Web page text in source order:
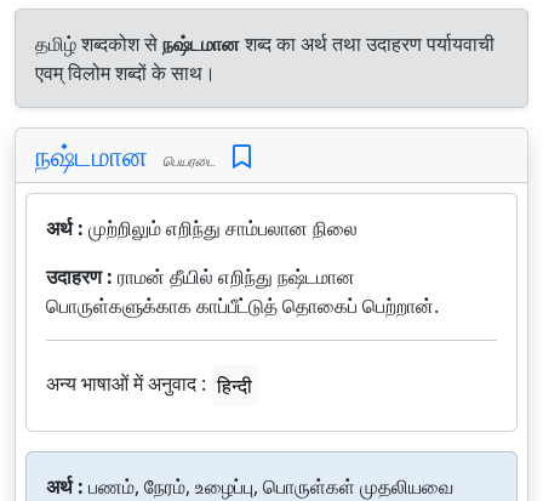
தமிழ் शब्दकोश सेநஷ்டமானशब्द का अर्थ तथा उदाहरण पर्यायवाची
एवम् विलोम शब्दों के साथ।
நஷ்டமான பெயரடை
अर्थ : முற்றிலும் எறிந்து சாம்பலான நிலை
उदाहरण : ராமன் தீயில் எறிந்து நஷ்டமான
பொருள்களுக்காக காப்பீட்டுத் தொகைப் பெற்றான்.
अन्य भाषाओं में अनुवाद : हिन्दी
अर्थ : பணம், நேரம், உழைப்பு, பொருள்கள் முதலியவை